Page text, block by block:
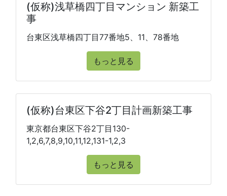
(仮称)浅草橋四丁目マンション 新築工
事
台東区浅草橋四丁目77番地5、11、78番地
もっと見る
(仮称)台東区下谷2丁目計画新築工事
東京都台東区下谷2丁目130-
1,2,6,7,8,9,10,11,12,131-1,2,3
もっと見る